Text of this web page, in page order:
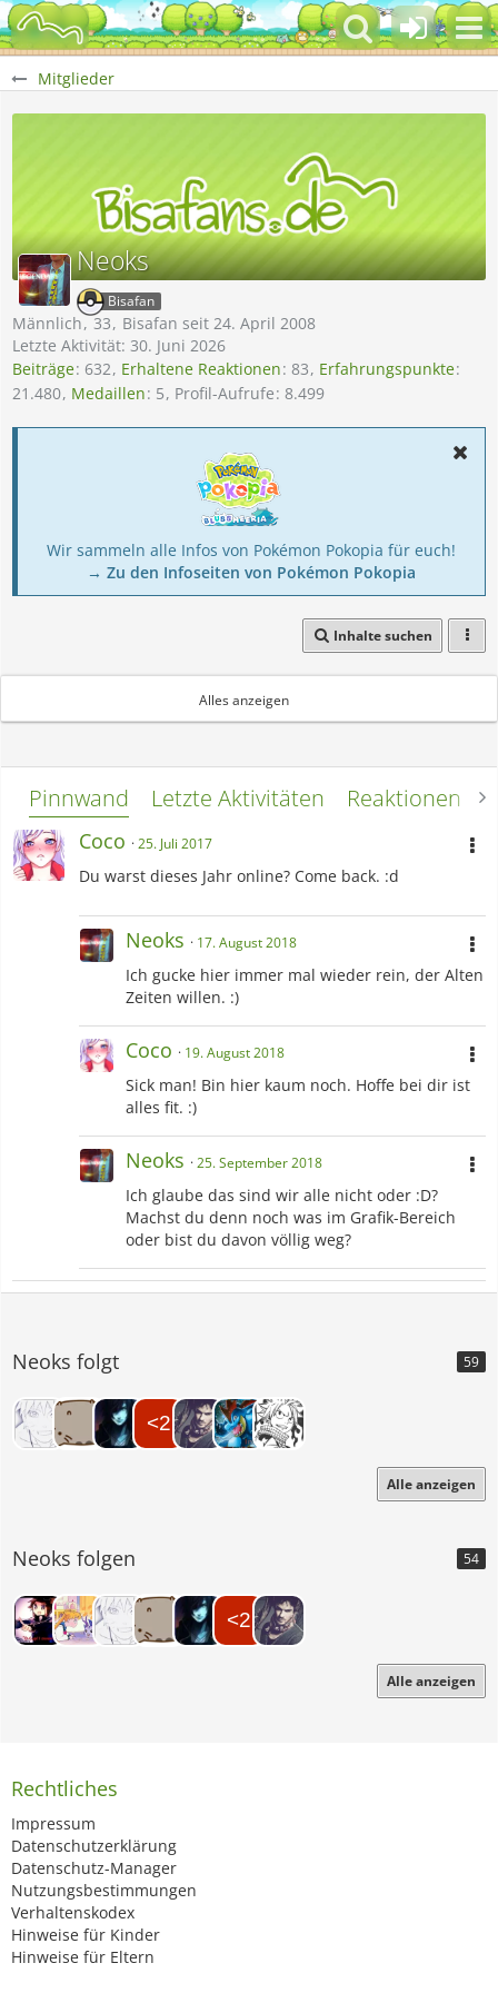
Mitglieder
Neoks
Bisafan
Männlich 33
Bisafan seit 24. April 2008
Letzte Aktivität: 30. Juni 2026
Beiträge 632 Erhaltene Reaktionen 83 Erfahrungspunkte
21.480 Medaillen 5 Profil-Aufrufe 8.499
Wir sammeln alle Infos von Pokémon Pokopia für euch!
→ Zu den Infoseiten von Pokémon Pokopia
Inhalte suchen
Alles anzeigen
Pinnwand Letzte Aktivitäten Reaktionen
Coco 25. Juli 2017
Du warst dieses Jahr online? Come back. :d
Neoks 17. August 2018
Ich gucke hier immer mal wieder rein, der Alten
Zeiten willen. :)
Coco 19. August 2018
Sick man! Bin hier kaum noch. Hoffe bei dir ist
alles fit. :)
Neoks 25. September 2018
Ich glaube das sind wir alle nicht oder :D?
Machst du denn noch was im Grafik-Bereich
oder bist du davon völlig weg?
Neoks folgt 59
Alle anzeigen
Neoks folgen 54
Alle anzeigen
Rechtliches
Impressum
Datenschutzerklärung
Datenschutz-Manager
Nutzungsbestimmungen
Verhaltenskodex
Hinweise für Kinder
Hinweise für Eltern